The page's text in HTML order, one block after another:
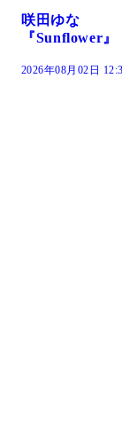
藤水咲桜『花
だまり』
2026年08月02日